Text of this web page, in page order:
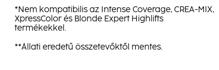
*Nem kompatibilis az Intense Coverage, CREA-MIX,
XpressColor és Blonde Expert Highlifts
termékekkel.
**Állati eredetű összetevőktől mentes.